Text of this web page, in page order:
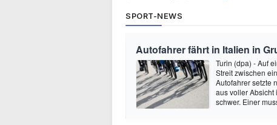
SPORT-NEWS
Autofahrer fährt in Italien in
Turin (dpa) - Auf
Streit zwischen
Autofahrer setzte
aus voller Absicht
schwer. Einer